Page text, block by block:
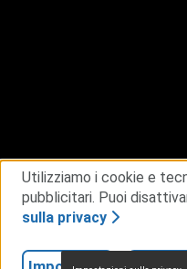
Utilizziamo i cookie e
pubblicitari. Puoi
sulla privacy